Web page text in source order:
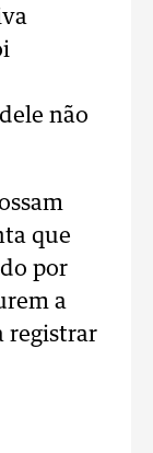
não
que
por
a
registrar